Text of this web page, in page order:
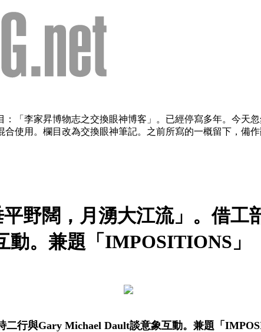
：「李家昇博物志之交換眼神博客」。已經停寫多年。今天
使用。欄目改為交換眼神筆記。之前所寫的一概留下，備作
平野闊，月湧大江流」。借工
。兼題「IMPOSITIONS」
二行與Gary Michael Dault談意象互動。兼題「